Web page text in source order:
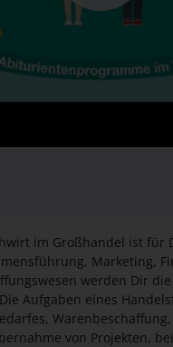
im Großhandel ist für
Marketing,
werden Dir
Aufgaben eines
von Projekten,